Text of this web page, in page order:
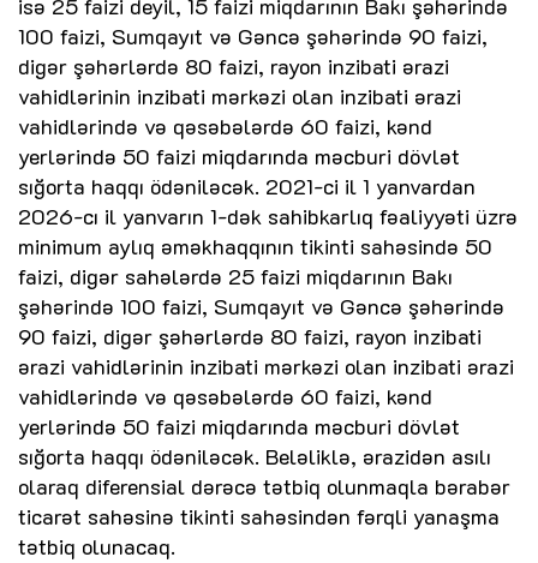
isə 25 faizi deyil, 15 faizi miqdarının Bakı şəhərində
100 faizi, Sumqayıt və Gəncə şəhərində 90 faizi,
digər şəhərlərdə 80 faizi, rayon inzibati ərazi
vahidlərinin inzibati mərkəzi olan inzibati ərazi
vahidlərində və qəsəbələrdə 60 faizi, kənd
yerlərində 50 faizi miqdarında məcburi dövlət
sığorta haqqı ödəniləcək. 2021-ci il 1 yanvardan
2026-cı il yanvarın 1-dək sahibkarlıq fəaliyyəti üzrə
minimum aylıq əməkhaqqının tikinti sahəsində 50
faizi, digər sahələrdə 25 faizi miqdarının Bakı
şəhərində 100 faizi, Sumqayıt və Gəncə şəhərində
90 faizi, digər şəhərlərdə 80 faizi, rayon inzibati
ərazi vahidlərinin inzibati mərkəzi olan inzibati ərazi
vahidlərində və qəsəbələrdə 60 faizi, kənd
yerlərində 50 faizi miqdarında məcburi dövlət
sığorta haqqı ödəniləcək. Beləliklə, ərazidən asılı
olaraq diferensial dərəcə tətbiq olunmaqla bərabər
ticarət sahəsinə tikinti sahəsindən fərqli yanaşma
tətbiq olunacaq.